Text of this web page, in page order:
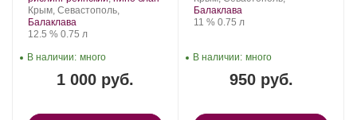
Балка.
винограда:
Регион:
Крым, Севастополь,
Балаклава
Крепость
12.5 %. Объем
0.75 л
1 000 руб.
В наличии: много
Балка.
Балаклава
Крепость
11 %. Объем
0.75 л
950 руб.
В наличии: много